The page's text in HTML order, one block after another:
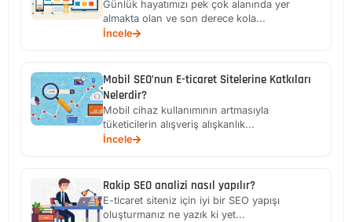
Günlük hayatımızı pek çok alanında yer
almakta olan ve son derece kola...
İncele
Mobil SEO’nun E-ticaret Sitelerine Katkıları
Nelerdir?
Mobil cihaz kullanımının artmasıyla
tüketicilerin alışveriş alışkanlık...
İncele
Rakip SEO analizi nasıl yapılır?
E-ticaret siteniz için iyi bir SEO yapışı
oluşturmanız ne yazık ki yet...